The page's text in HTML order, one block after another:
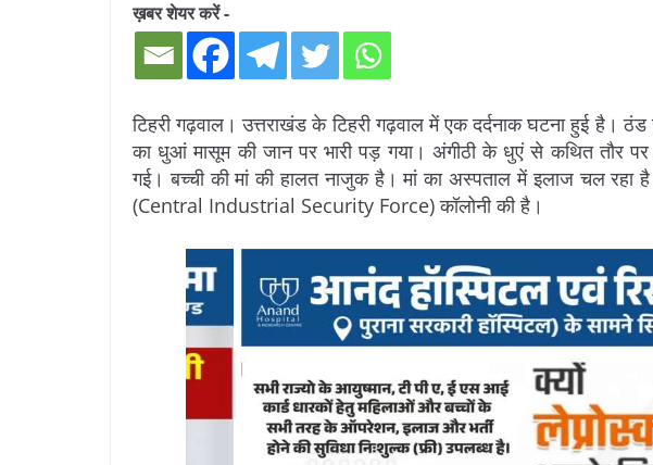
ख़बर शेयर करें -
टिहरी गढ़वाल। उत्तराखंड के टिहरी गढ़वाल में एक दर्दनाक घटना हुई है।
का धुआं मासूम की जान पर भारी पड़ गया। अंगीठी के धुएं से कथित तौर
गई। बच्ची की मां की हालत नाजुक है। मां का अस्पताल में इलाज चल रहा
(Central Industrial Security Force) कॉलोनी की है।